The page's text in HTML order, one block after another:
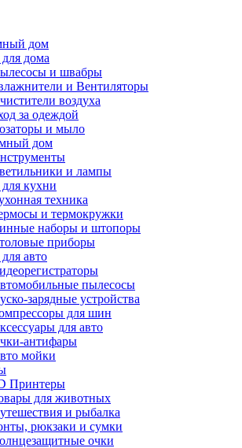
дом
дома
и швабры
и Вентиляторы
воздуха
за одеждой
и мыло
дом
и лампы
кухни
техника
и термокружки
наборы и штопоры
приборы
авто
пылесосы
зарядные устройства
для шин
для авто
антифары
мойки
Принтеры
для животных
и рыбалка
рюкзаки и сумки
очки